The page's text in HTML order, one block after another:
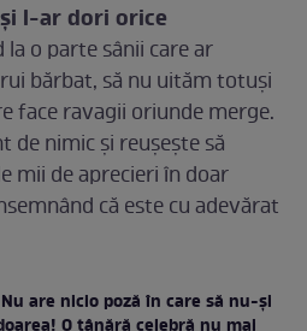
l-ar dori orice
la o parte sânii care ar
bărbat, să nu uităm totuși
face ravagii oriunde merge.
de nimic și reușește să
mii de aprecieri în doar
că este cu adevărat
Nu are nicio poză în care să nu-și